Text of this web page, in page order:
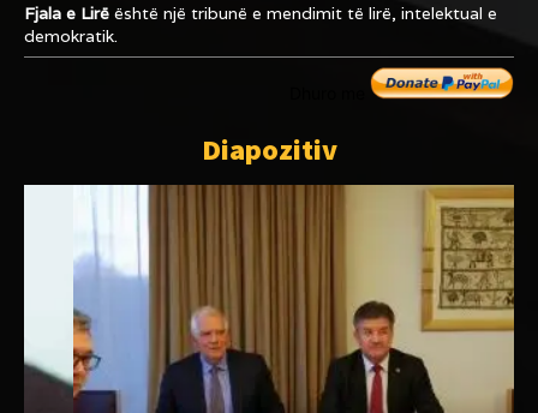
Fjala e Lirë është një tribunë e mendimit të lirë, intelektual e
demokratik.
Diapozitiv